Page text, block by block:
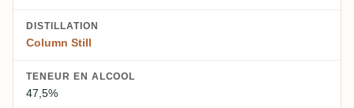
DISTILLATION
Column Still
TENEUR EN ALCOOL
47,5%